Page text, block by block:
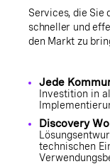
Services, die Sie
schneller und
den Markt zu
Jede
Investition in
Discovery
technischen